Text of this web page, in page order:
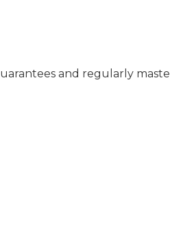
and regularly